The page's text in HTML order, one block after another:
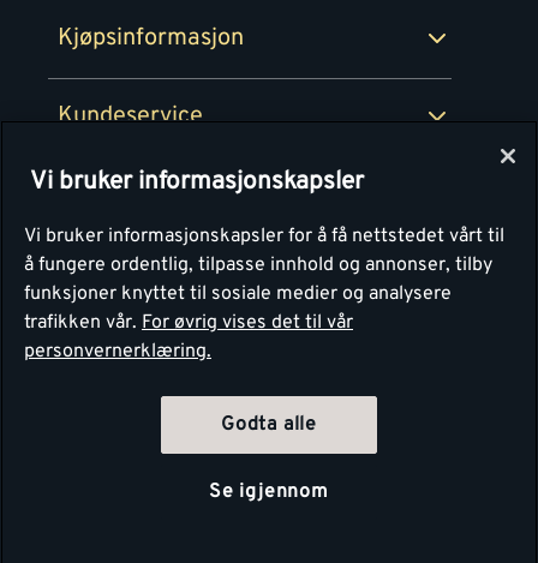
Kjøpsinformasjon
Kundeservice
Montér
Personvern
Vi bruker informasjonskapsler
Vi bruker informasjonskapsler for å få nettstedet vårt til
å fungere ordentlig, tilpasse innhold og annonser, tilby
funksjoner knyttet til sosiale medier og analysere
trafikken vår. For øvrig vises det til vår
personvernerklæring.
Godta alle
Se igjennom